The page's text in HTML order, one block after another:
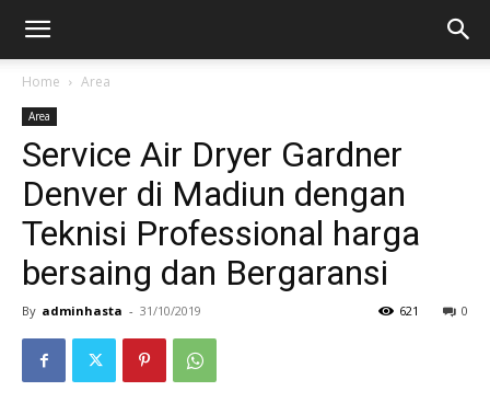
Home Area
Area
Service Air Dryer Gardner
Denver di Madiun dengan
Teknisi Professional harga
bersaing dan Bergaransi
By adminhasta - 31/10/2019 0
621